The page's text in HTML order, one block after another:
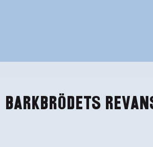
BARKBRÖDETS